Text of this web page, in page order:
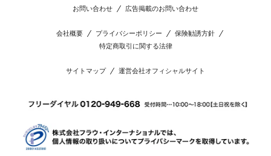
お問い合わせ
広告掲載のお問い合わせ
会社概要 プライバシーポリシー
保険勧誘方針
特定商取引に関する法律
サイトマップ 運営会社オフィシャルサイト